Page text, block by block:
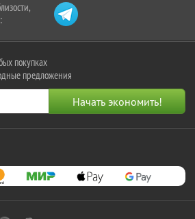
покупках
предложения